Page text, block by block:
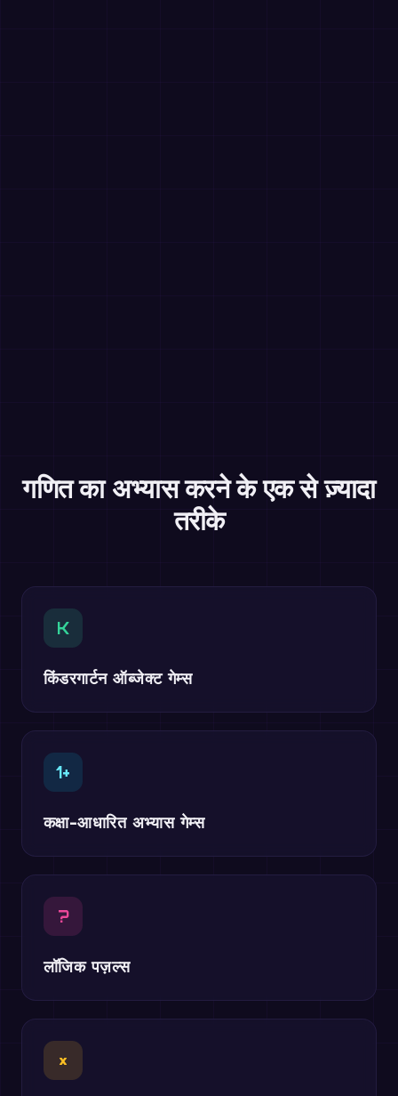
गणित का अभ्यास करने के एक से ज़्यादा
तरीके
K
किंडरगार्टन ऑब्जेक्ट गेम्स
1+
कक्षा-आधारित अभ्यास गेम्स
?
लॉजिक पज़ल्स
×